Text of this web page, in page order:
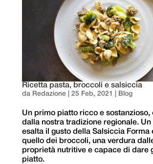
Ricetta pasta, broccoli e salsiccia
da Redazione| 25 Feb, 2021 Blog
Un primo piatto ricco e sostanzioso,
dalla nostra tradizione regionale.
esalta il gusto della Salsiccia Forma
quello dei broccoli, una verdura
proprietà nutritive e capace di dare
piatto.